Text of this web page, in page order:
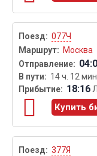
077Ч
Москва
14 ч. 12
18:16
Купить
377Я